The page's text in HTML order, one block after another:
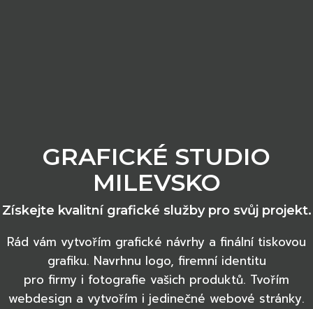
GRAFICKÉ STUDIO
MILEVSKO
Získejte kvalitní grafické služby pro svůj projekt.
Rád vám vytvořím grafické návrhy a finální tiskovou
grafiku. Navrhnu logo, firemní identitu
pro firmy i fotografie vašich produktů. Tvořím
webdesign a vytvořím i jedinečné webové stránky.